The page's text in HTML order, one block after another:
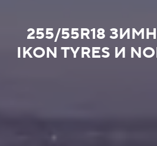
255/55R18
IKON TYRES И